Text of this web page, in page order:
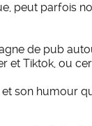
peut parfois
de pub
et Tiktok, ou
son humour